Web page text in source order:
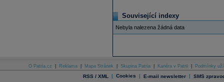
Související indexy
Nebyla nalezena žádná data
O Patria.cz Reklama Mapa Stránek Skupina Patria Kariéra v Patrii Podmínky
RSS / XML | Cookies | E-mail newsletter | SMS